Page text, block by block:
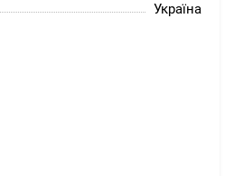
Україна